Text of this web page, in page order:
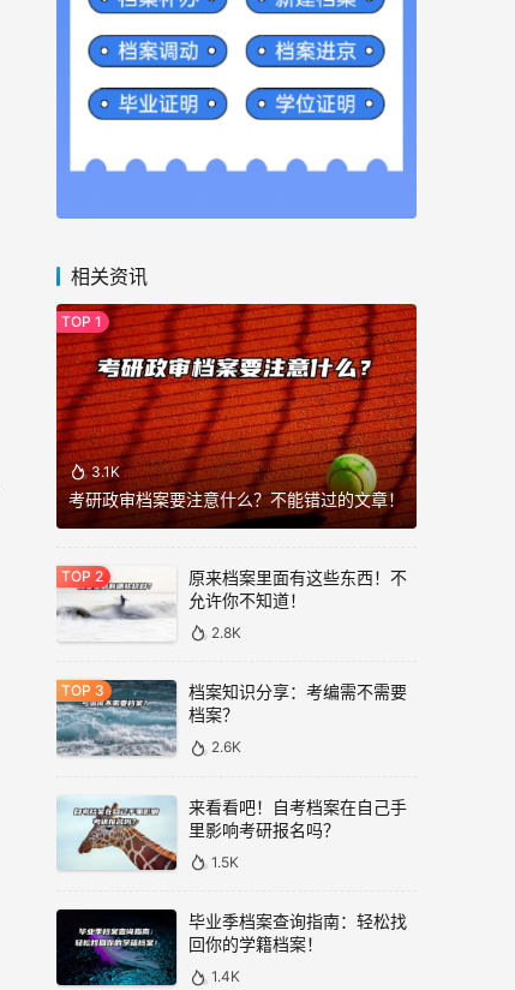
相关资讯
3.1K
考研政审档案要注意什么？不能错过的文章！
原来档案里面有这些东西！不
允许你不知道！
2.8K
档案知识分享：考编需不需要
档案？
2.6K
来看看吧！自考档案在自己手
里影响考研报名吗？
1.5K
毕业季档案查询指南：轻松找
回你的学籍档案！
1.4K